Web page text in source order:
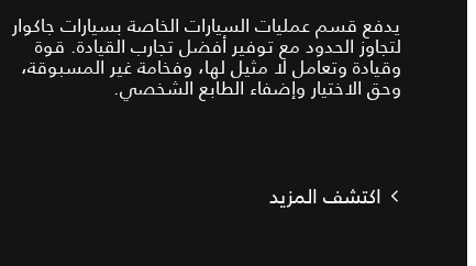
يدفع قسم عمليات السيارات الخاصة بسيارات جاكوار
لتجاوز الحدود مع توفير أفضل تجارب القيادة. قوة
وقيادة وتعامل لا مثيل لها، وفخامة غير المسبوقة،
وحق الاختيار وإضفاء الطابع الشخصي.
اكتشف المزيد